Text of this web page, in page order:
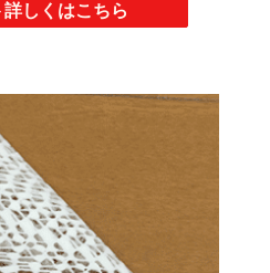
しくはこちら